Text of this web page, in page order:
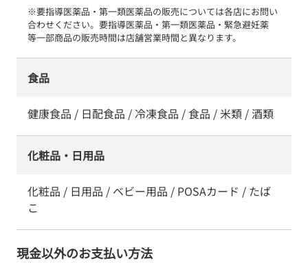
※要指導医薬品・第一類医薬品の販売については各店にお問い
合わせください。要指導医薬品・第一類医薬品・緊急避妊薬
等一部商品の販売時間は店舗営業時間と異なります。
食品
健康食品 / 日配食品 / 冷凍食品 / 食品 / 米類 / 酒類
化粧品・日用品
化粧品 / 日用品 / ベビー用品 / POSAカード / たば
こ
現金以外のお支払い方法